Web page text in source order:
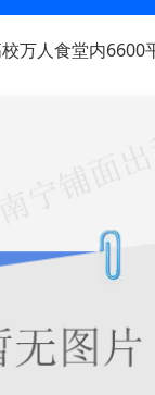
万人食堂内6600